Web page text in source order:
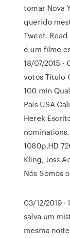
tomar Nova
querido
Tweet.
é um filme
18/07/2015
votos Titulo
100 min
Pais USA
Herek
1080p,HD
Kling, Joss
Nós Somos
03/12/2019
salva um
mesma